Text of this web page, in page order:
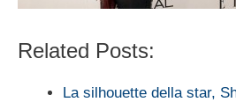
Related Posts:
La silhouette della star,